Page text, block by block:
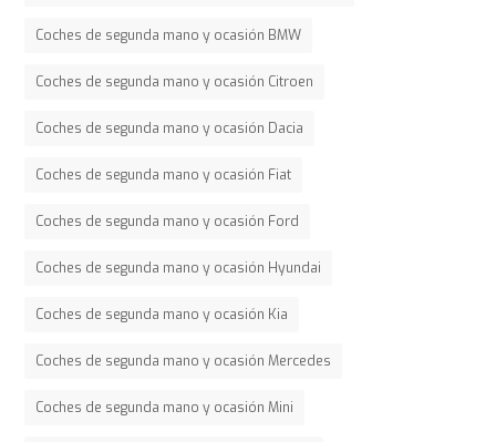
Coches de segunda mano y ocasión BMW
Coches de segunda mano y ocasión Citroen
Coches de segunda mano y ocasión Dacia
Coches de segunda mano y ocasión Fiat
Coches de segunda mano y ocasión Ford
Coches de segunda mano y ocasión Hyundai
Coches de segunda mano y ocasión Kia
Coches de segunda mano y ocasión Mercedes
Coches de segunda mano y ocasión Mini